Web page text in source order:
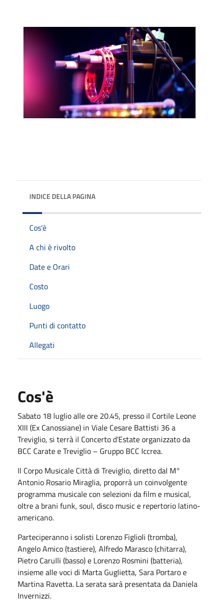
INDICE DELLA PAGINA
Cos'è
A chi è rivolto
Date e Orari
Costo
Luogo
Punti di contatto
Allegati
Cos'è
Sabato 18 luglio alle ore 20.45, presso il Cortile Leone
XIII (Ex Canossiane) in Viale Cesare Battisti 36 a
Treviglio, si terrà il Concerto d’Estate organizzato da
BCC Carate e Treviglio – Gruppo BCC Iccrea.
Il Corpo Musicale Città di Treviglio, diretto dal M°
Antonio Rosario Miraglia, proporrà un coinvolgente
programma musicale con selezioni da film e musical,
oltre a brani funk, soul, disco music e repertorio latino-
americano.
Parteciperanno i solisti Lorenzo Figlioli (tromba),
Angelo Amico (tastiere), Alfredo Marasco (chitarra),
Pietro Carulli (basso) e Lorenzo Rosmini (batteria),
insieme alle voci di Marta Guglietta, Sara Portaro e
Martina Ravetta. La serata sarà presentata da Daniela
Invernizzi.